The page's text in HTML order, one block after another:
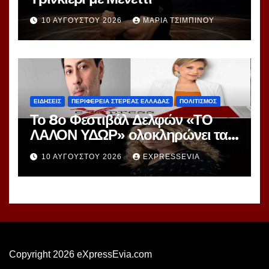
10 ΑΥΓΟΎΣΤΟΥ 2026 ΜΑΡΊΑ ΤΣΙΜΠΙΝΟΎ
ΕΙΔΗΣΕΙΣ ΠΕΡΙΦΕΡΕΙΑ ΣΤΕΡΕΑΣ ΕΛΛΑΔΑΣ ΠΟΛΙΤΙΣΜΟΣ
Το 8ο Φεστιβάλ Δελφών «ΤΟ
ΛΑΛΟΝ ΥΔΩΡ» ολοκληρώνει τα
δρώμενα στον Δήμο Δωρίδος
10 ΑΥΓΟΎΣΤΟΥ 2026 EXPRESSEVIA
Copyright 2026 eXpressEvia.com